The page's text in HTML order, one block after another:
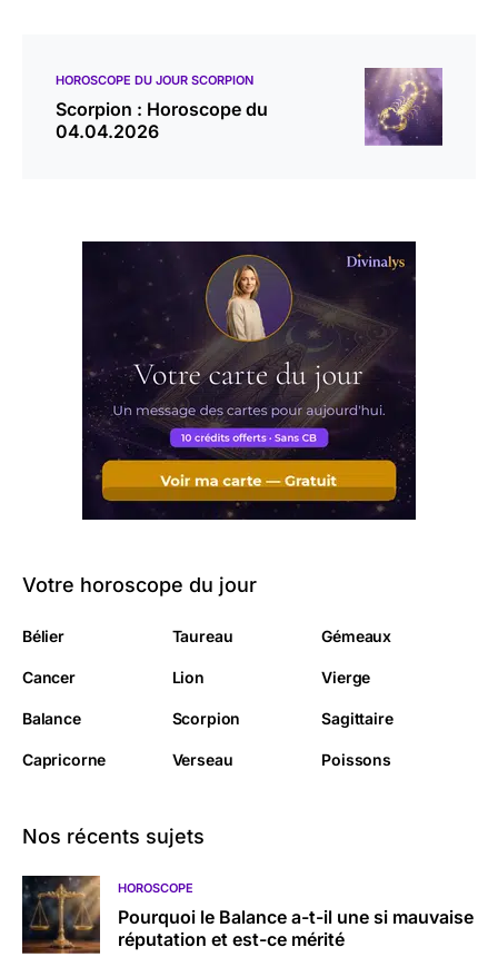
HOROSCOPE DU JOUR SCORPION
Scorpion : Horoscope du
04.04.2026
Votre horoscope du jour
Bélier Taureau Gémeaux
Cancer Lion Vierge
Balance Scorpion Sagittaire
Capricorne Verseau Poissons
Nos récents sujets
HOROSCOPE
Pourquoi le Balance a-t-il une si mauvaise
réputation et est-ce mérité